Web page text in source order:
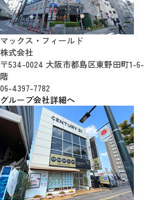
マックス・フィールド
株式会社
〒534-0024 大阪市都島区東野田町1-
階
06-4397-7782
グループ会社詳細へ